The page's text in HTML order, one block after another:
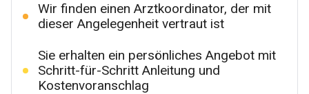
Wir finden einen Arztkoordinator, der mit
dieser Angelegenheit vertraut ist
Sie erhalten ein persönliches Angebot mit
Schritt-für-Schritt Anleitung und
Kostenvoranschlag